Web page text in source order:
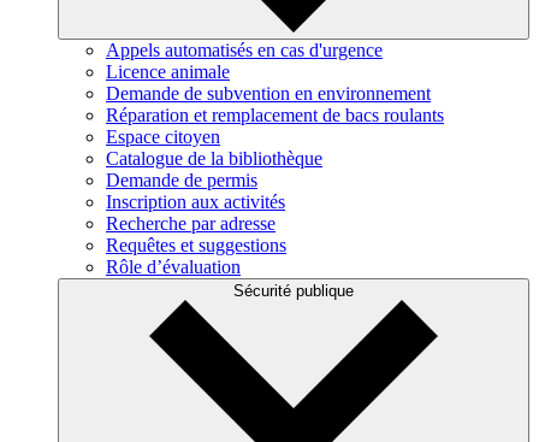
Appels automatisés en cas d'urgence
Licence animale
Demande de subvention en environnement
Réparation et remplacement de bacs roulants
Espace citoyen
Catalogue de la bibliothèque
Demande de permis
Inscription aux activités
Recherche par adresse
Requêtes et suggestions
Rôle d’évaluation
Sécurité publique